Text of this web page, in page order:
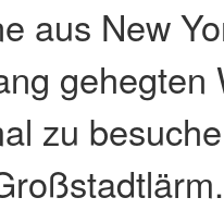
aus New
gehegten
zu